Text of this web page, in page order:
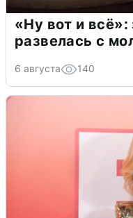
«Ну вот и
развелась с
6 августа 140